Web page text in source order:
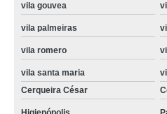
conserto maquina lavar roupa brastemp
conserto maquina de lavar cachoeirinha
vila gouvea
vila palmeiras
vila romero
vila santa maria
Cerqueira César